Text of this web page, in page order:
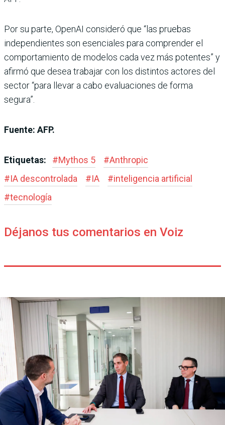
Por su parte, OpenAI consideró que “las pruebas
independientes son esenciales para comprender el
comportamiento de modelos cada vez más potentes” y
afirmó que desea trabajar con los distintos actores del
sector “para llevar a cabo evaluaciones de forma
segura”.
Fuente: AFP.
Etiquetas: #Mythos 5 #Anthropic
#IA descontrolada #IA #inteligencia artificial
#tecnología
Déjanos tus comentarios en Voiz